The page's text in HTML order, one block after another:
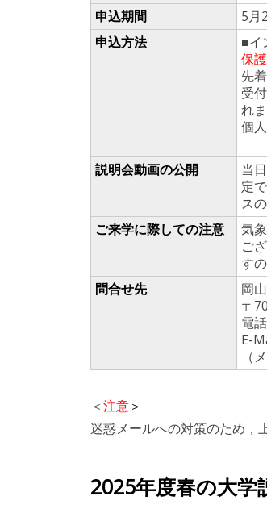
申込期間
5月
申込方法
■イ
保
先
受
れま
個
説明会動画の公開
当
定
ス
ご来学に際しての注意
気
ご
す
問合せ先
岡
〒
電
E-
（
＜注意＞
迷惑メールへの対策のため，
2025年度春の大学